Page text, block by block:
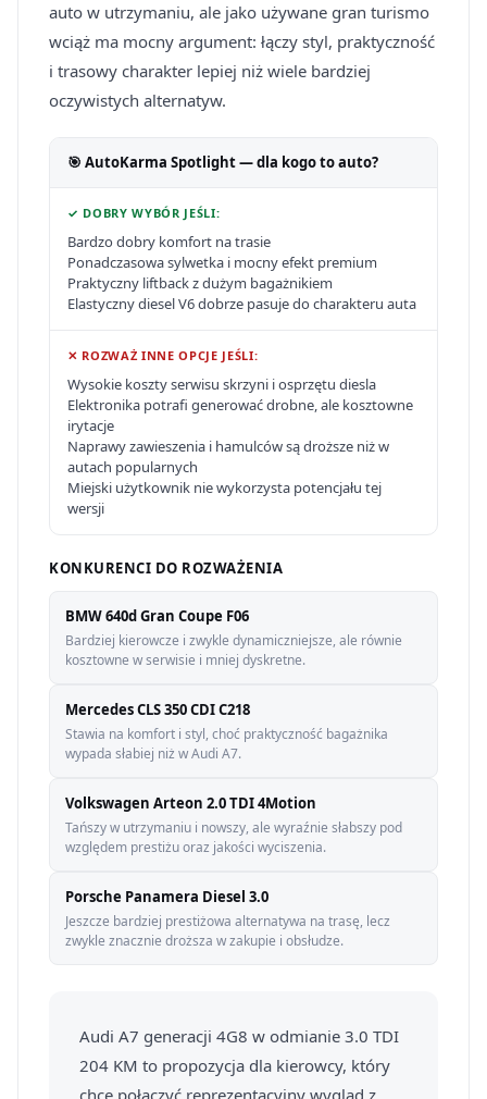
auto w utrzymaniu, ale jako używane gran turismo
wciąż ma mocny argument: łączy styl, praktyczność
i trasowy charakter lepiej niż wiele bardziej
oczywistych alternatyw.
🎯 AutoKarma Spotlight — dla kogo to auto?
✓ DOBRY WYBÓR JEŚLI:
Bardzo dobry komfort na trasie
Ponadczasowa sylwetka i mocny efekt premium
Praktyczny liftback z dużym bagażnikiem
Elastyczny diesel V6 dobrze pasuje do charakteru auta
✕ ROZWAŻ INNE OPCJE JEŚLI:
Wysokie koszty serwisu skrzyni i osprzętu diesla
Elektronika potrafi generować drobne, ale kosztowne
irytacje
Naprawy zawieszenia i hamulców są droższe niż w
autach popularnych
Miejski użytkownik nie wykorzysta potencjału tej
wersji
KONKURENCI DO ROZWAŻENIA
BMW 640d Gran Coupe F06
Bardziej kierowcze i zwykle dynamiczniejsze, ale równie
kosztowne w serwisie i mniej dyskretne.
Mercedes CLS 350 CDI C218
Stawia na komfort i styl, choć praktyczność bagażnika
wypada słabiej niż w Audi A7.
Volkswagen Arteon 2.0 TDI 4Motion
Tańszy w utrzymaniu i nowszy, ale wyraźnie słabszy pod
względem prestiżu oraz jakości wyciszenia.
Porsche Panamera Diesel 3.0
Jeszcze bardziej prestiżowa alternatywa na trasę, lecz
zwykle znacznie droższa w zakupie i obsłudze.
Audi A7 generacji 4G8 w odmianie 3.0 TDI
204 KM to propozycja dla kierowcy, który
chce połączyć reprezentacyjny wygląd z